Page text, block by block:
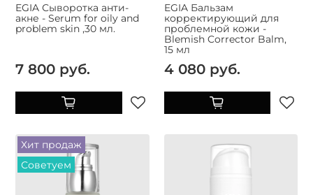
EGIA Сыворотка анти-
акне - Serum for oily and
problem skin ,30 мл.
7 800 руб.
EGIA Бальзам
корректирующий для
проблемной кожи -
Blemish Corrector Balm,
15 мл
4 080 руб.
Хит продаж
Советуем